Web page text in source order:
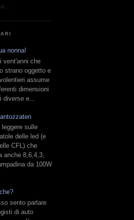
nonna!
vent'anni che
strano oggetto e
assume
dimensioni
e...
leggere sulle
delle led (e
CFL) che
anche 8,6,4,3,
da 100W
sento parlare
di auto